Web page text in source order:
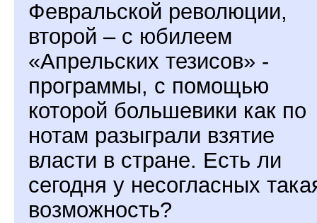
Февральской революции,
второй – с юбилеем
«Апрельских тезисов» -
программы, с помощью
которой большевики как по
нотам разыграли взятие
власти в стране. Есть ли
сегодня у несогласных
возможность?